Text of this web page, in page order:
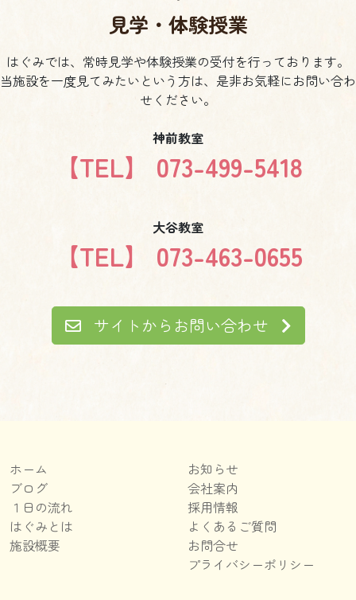
見学・体験授業
はぐみでは、常時見学や体験授業の受付を行っております。
当施設を一度見てみたいという方は、是非お気軽にお問い合わ
せください。
神前教室
【TEL】 073-499-5418
大谷教室
【TEL】 073-463-0655
サイトからお問い合わせ
ホーム
ブログ
１日の流れ
はぐみとは
施設概要
お知らせ
会社案内
採用情報
よくあるご質問
お問合せ
プライバシーポリシー